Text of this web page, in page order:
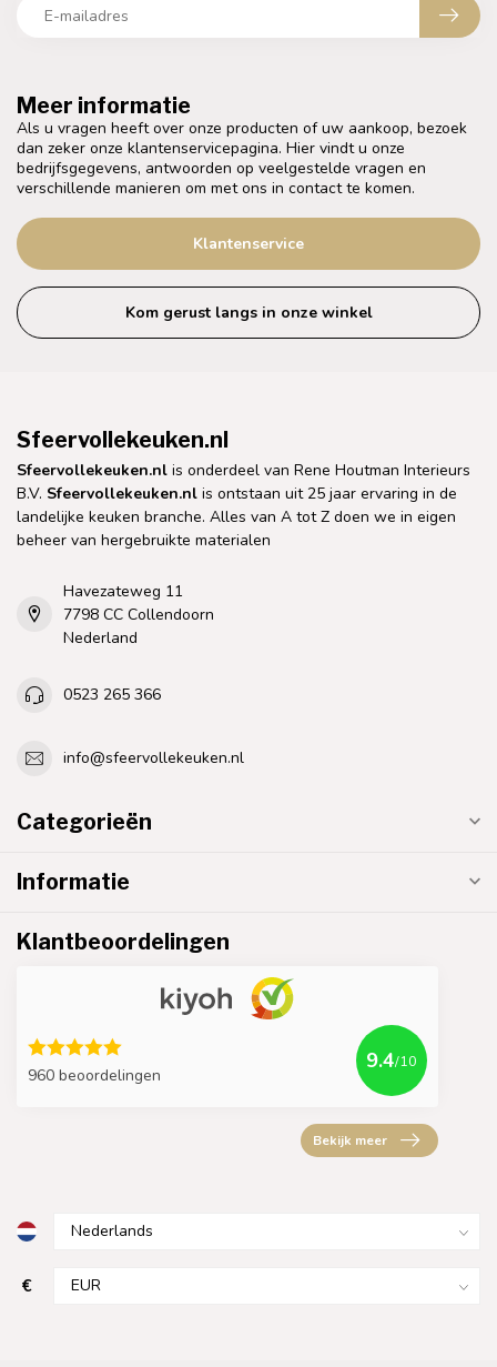
Meer informatie
Als u vragen heeft over onze producten of uw aankoop, bezoek
dan zeker onze klantenservicepagina. Hier vindt u onze
bedrijfsgegevens, antwoorden op veelgestelde vragen en
verschillende manieren om met ons in contact te komen.
Klantenservice
Kom gerust langs in onze winkel
Sfeervollekeuken.nl
Sfeervollekeuken.nl is onderdeel van Rene Houtman Interieurs
B.V. Sfeervollekeuken.nl is ontstaan uit 25 jaar ervaring in de
landelijke keuken branche. Alles van A tot Z doen we in eigen
beheer van hergebruikte materialen
Havezateweg 11
7798 CC Collendoorn
Nederland
0523 265 366
info@sfeervollekeuken.nl
Categorieën
Informatie
Klantbeoordelingen
960 beoordelingen
9.4/10
Bekijk meer
€